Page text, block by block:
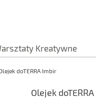
Kreatywne
doTERRA Imbir
Olejek